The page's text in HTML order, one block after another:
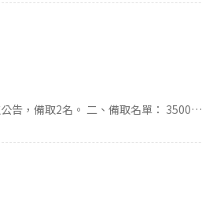
告，備取2名。 二、備取名單： 3500…